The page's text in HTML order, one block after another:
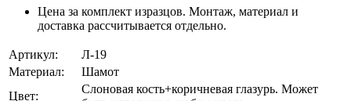
Цена за комплект изразцов. Монтаж, материал и
доставка рассчитывается отдельно.
Артикул:
Л-19
Материал:
Шамот
Цвет:
Слоновая кость+коричневая глазурь. Может